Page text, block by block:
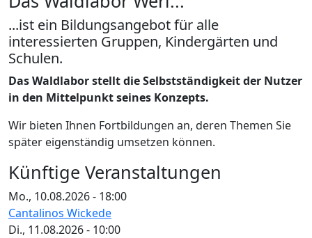
...ist ein Bildungsangebot für alle
interessierten Gruppen, Kindergärten und
Schulen.
Das Waldlabor stellt die Selbstständigkeit der Nutzer
in den Mittelpunkt seines Konzepts.
Wir bieten Ihnen Fortbildungen an, deren Themen Sie
später eigenständig umsetzen können.
Künftige Veranstaltungen
Mo., 10.08.2026 - 18:00
Cantalinos Wickede
Di., 11.08.2026 - 10:00